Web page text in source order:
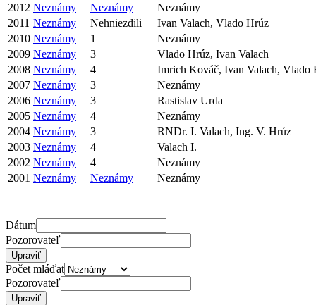
2012 Neznámy Neznámy
Neznámy
2011 Neznámy Nehniezdili
Ivan Valach, Vlado Hrúz
2010 Neznámy 1
Neznámy
2009 Neznámy 3
Vlado Hrúz, Ivan Valach
2008 Neznámy 4
Imrich Kováč, Ivan Valach, Vlado
2007 Neznámy 3
Neznámy
2006 Neznámy 3
Rastislav Urda
2005 Neznámy 4
Neznámy
2004 Neznámy 3
RNDr. I. Valach, Ing. V. Hrúz
2003 Neznámy 4
Valach I.
2002 Neznámy 4
Neznámy
2001 Neznámy Neznámy Neznámy
Dátum
Pozorovateľ
Počet mláďat
Pozorovateľ